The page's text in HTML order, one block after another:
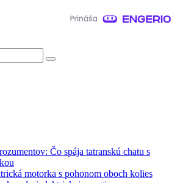
Čo spája tatranskú chatu s
motorka s pohonom oboch kolies